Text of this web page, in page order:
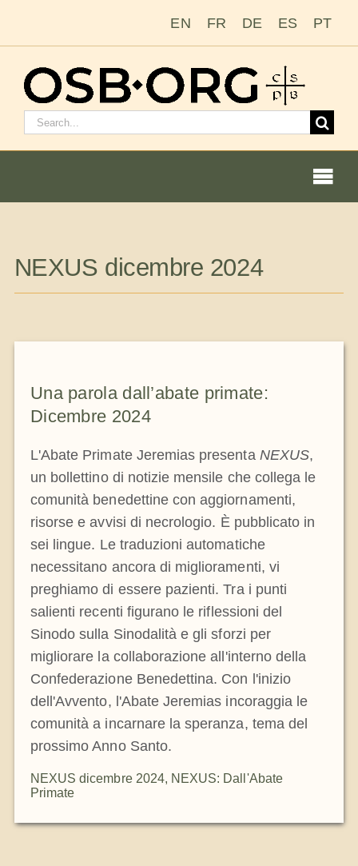
EN FR DE ES PT
Cerca:
L’ordine benedettino
Archivio OSB.org
NEXUS dicembre 2024
Una parola dall’abate primate:
Dicembre 2024
L'Abate Primate Jeremias presenta NEXUS,
un bollettino di notizie mensile che collega le
comunità benedettine con aggiornamenti,
risorse e avvisi di necrologio. È pubblicato in
sei lingue. Le traduzioni automatiche
necessitano ancora di miglioramenti, vi
preghiamo di essere pazienti. Tra i punti
salienti recenti figurano le riflessioni del
Sinodo sulla Sinodalità e gli sforzi per
migliorare la collaborazione all'interno della
Confederazione Benedettina. Con l'inizio
dell'Avvento, l'Abate Jeremias incoraggia le
comunità a incarnare la speranza, tema del
prossimo Anno Santo.
NEXUS dicembre 2024, NEXUS: Dall'Abate
Primate